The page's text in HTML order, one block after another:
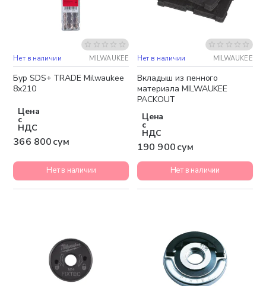
Нет в наличии MILWAUKEE
Бур SDS+ TRADE Milwaukee
8x210
Цена
с
НДС
366 800 сум
Нет в наличии
Нет в наличии MILWAUKEE
Вкладыш из пенного
материала MILWAUKEE
PACKOUT
Цена
с
НДС
190 900 сум
Нет в наличии